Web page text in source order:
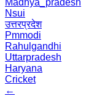
Madhya_pradesh
Nsui
उत्तरप्रदेश
Pmmodi
Rahulgandhi
Uttarpradesh
Haryana
Cricket
←